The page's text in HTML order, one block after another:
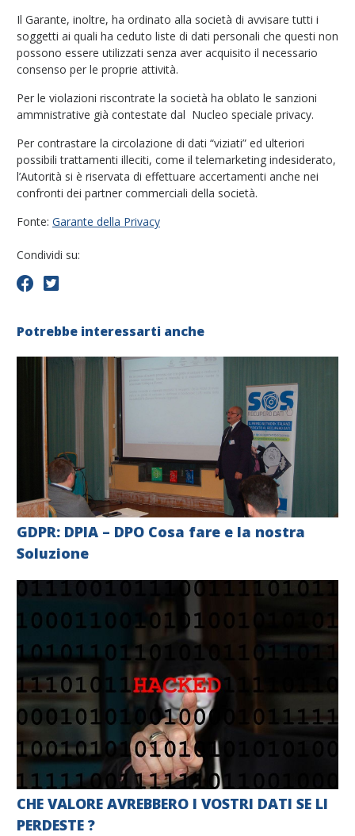
Il Garante, inoltre, ha ordinato alla società di avvisare tutti i
soggetti ai quali ha ceduto liste di dati personali che questi non
possono essere utilizzati senza aver acquisito il necessario
consenso per le proprie attività.
Per le violazioni riscontrate la società ha oblato le sanzioni
ammnistrative già contestate dal Nucleo speciale privacy.
Per contrastare la circolazione di dati “viziati” ed ulteriori
possibili trattamenti illeciti, come il telemarketing indesiderato,
l’Autorità si è riservata di effettuare accertamenti anche nei
confronti dei partner commerciali della società.
Fonte: Garante della Privacy
Condividi su:
Potrebbe interessarti anche
GDPR: DPIA – DPO Cosa fare e la nostra
Soluzione
CHE VALORE AVREBBERO I VOSTRI DATI SE LI
PERDESTE ?